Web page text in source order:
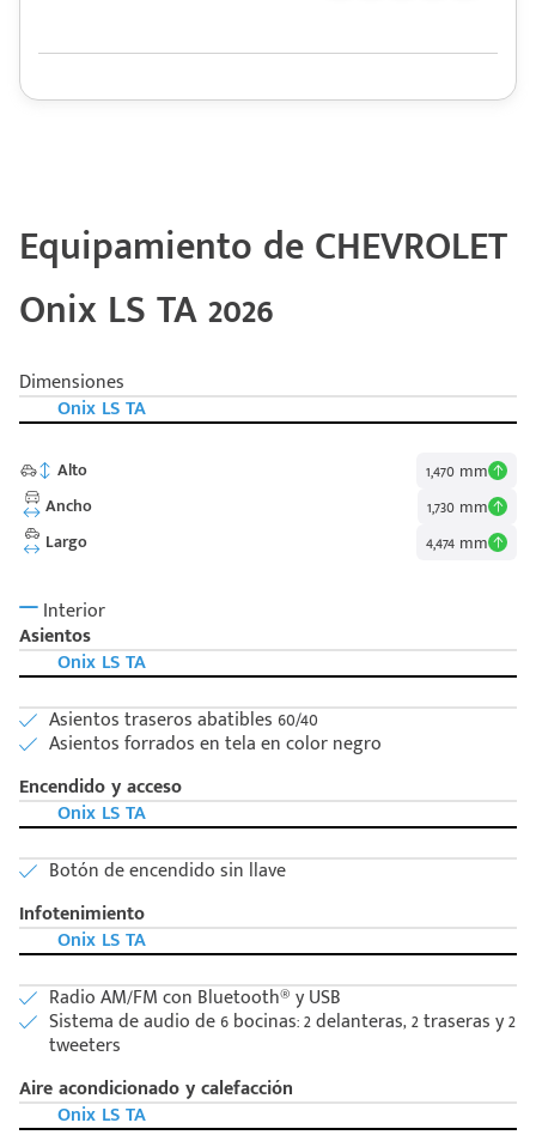
Escríbenos
+528121278366
Ingresar
Equipamiento de CHEVROLET
Onix LS TA 2026
Dimensiones
Onix LS TA
Alto
1,470 mm
Ancho
1,730 mm
Largo
4,474 mm
Interior
Asientos
Onix LS TA
Asientos traseros abatibles 60/40
Asientos forrados en tela en color negro
Encendido y acceso
Onix LS TA
Botón de encendido sin llave
Infotenimiento
Onix LS TA
Radio AM/FM con Bluetooth® y USB
Sistema de audio de 6 bocinas: 2 delanteras, 2 traseras y 2
tweeters
Aire acondicionado y calefacción
Onix LS TA